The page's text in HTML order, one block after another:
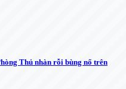
Thủ nhàn rỗi bùng nổ trên